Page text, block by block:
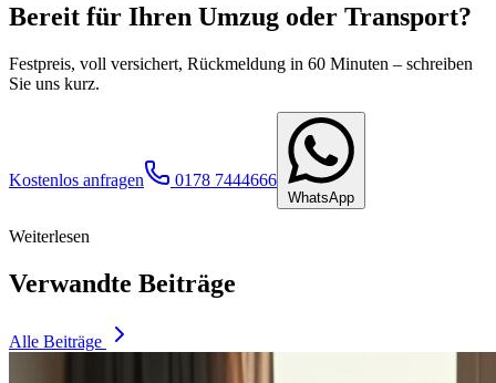
Bereit für Ihren Umzug oder Transport?
Festpreis, voll versichert, Rückmeldung in 60 Minuten – schreiben
Sie uns kurz.
Kostenlos anfragen 0178 7444666
WhatsApp
Weiterlesen
Verwandte Beiträge
Alle Beiträge